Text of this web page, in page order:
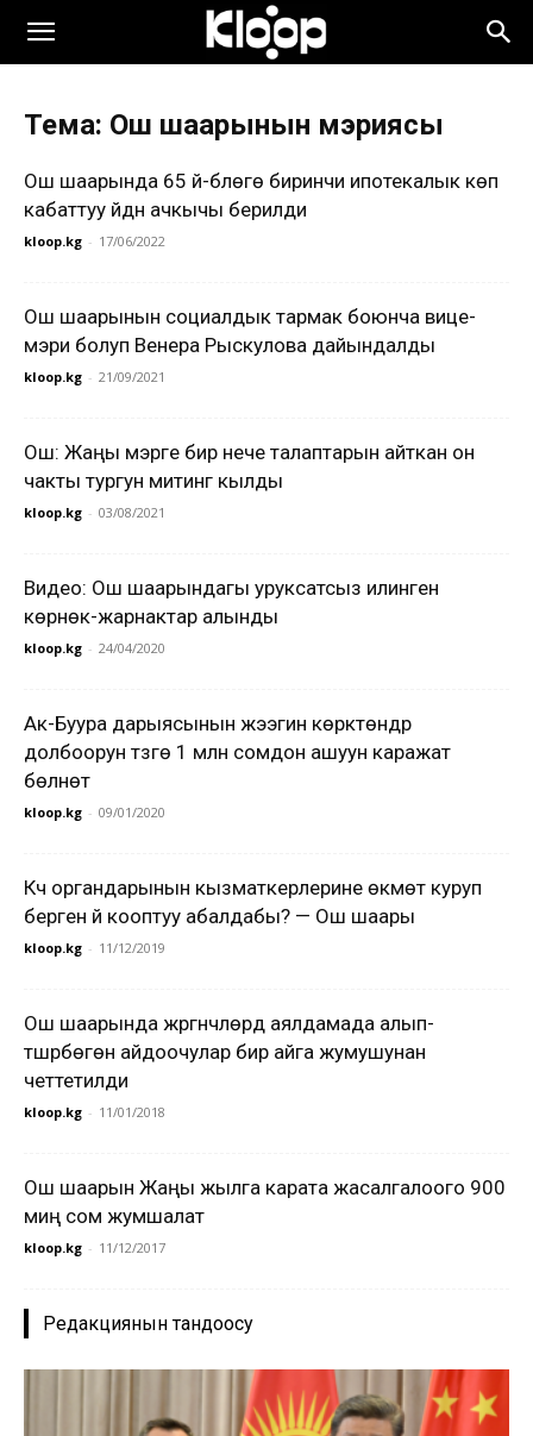
Тема: Ош шаарынын мэриясы
Ош шаарында 65 үй-бүлөгө биринчи ипотекалык көп
кабаттуу үйдүн ачкычы берилди
kloop.kg - 17/06/2022
Ош шаарынын социалдык тармак боюнча вице-
мэри болуп Венера Рыскулова дайындалды
kloop.kg - 21/09/2021
Ош: Жаңы мэрге бир нече талаптарын айткан он
чакты тургун митинг кылды
kloop.kg - 03/08/2021
Видео: Ош шаарындагы уруксатсыз илинген
көрнөк-жарнактар алынды
kloop.kg - 24/04/2020
Ак-Буура дарыясынын жээгин көрктөндүрүү
долбоорун түзүүгө 1 млн сомдон ашуун каражат
бөлүнөт
kloop.kg - 09/01/2020
Күч органдарынын кызматкерлерине өкмөт куруп
берген үй кооптуу абалдабы? — Ош шаары
kloop.kg - 11/12/2019
Ош шаарында жүргүнчүлөрдү аялдамада алып-
түшүрбөгөн айдоочулар бир айга жумушунан
четтетилди
kloop.kg - 11/01/2018
Ош шаарын Жаңы жылга карата жасалгалоого 900
миң сом жумшалат
kloop.kg - 11/12/2017
Редакциянын тандоосу